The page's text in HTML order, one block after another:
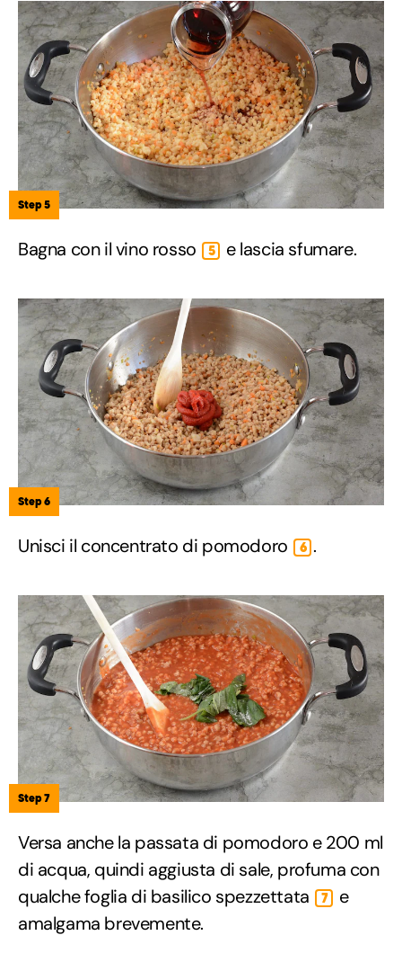
Step 5
Bagna con il vino rosso 5 e lascia sfumare.
Step 6
Unisci il concentrato di pomodoro 6 .
Step 7
Versa anche la passata di pomodoro e 200 ml
di acqua, quindi aggiusta di sale, profuma con
qualche foglia di basilico spezzettata
7
e
amalgama brevemente.